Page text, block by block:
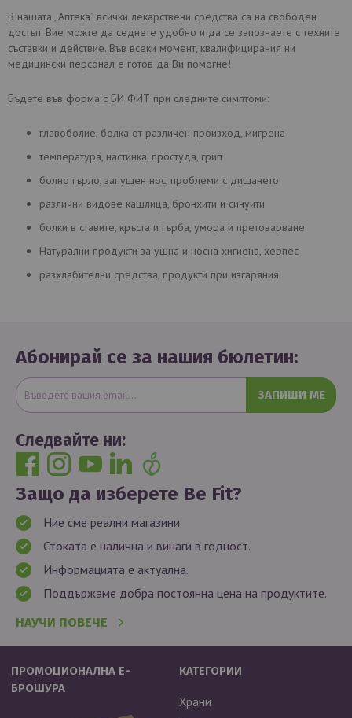
четете
страница
В нашата „Аптека” всички лекарствени средства са на свободен
достъп. Вие можте да седнете удобно и да се запознаете с техните
съставки и действие. Във всеки момент, квалифицирания ни
медицински персонал е готов да Ви помогне!
Бъдете във форма с БИ ФИТ при следните симптоми:
главоболие, болка от различен произход, мигрена
температура, настинка, простуда, грип
болно гърло, запушен нос, проблеми с дишането
различни видове кашлица, бронхити и синуити
болки в ставите, кръста и гърба, умора и претоварване
Натурални продукти за ушна и носна хигиена, херпес
разхлабителни средства, продукти при изгаряния
Абонирай се за нашия бюлетин:
ЗАПИШИ МЕ
Следвайте ни:
Защо да изберете Be Fit?
Ние сме реални магазини.
Стоката е налична и винаги в годност.
Информацията е актуална.
Поддържаме добра постоянна цена на продуктите.
НАУЧИ ПОВЕЧЕ
ПРОМОЦИОНАЛНА Е-
БРОШУРА
КАТЕГОРИИ
Храни